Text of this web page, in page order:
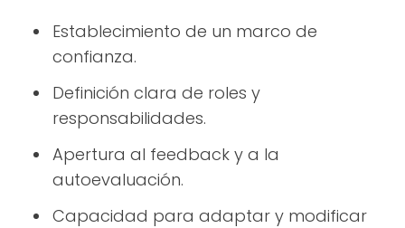
Establecimiento de un marco de
confianza.
Definición clara de roles y
responsabilidades.
Apertura al feedback y a la
autoevaluación.
Capacidad para adaptar y modificar